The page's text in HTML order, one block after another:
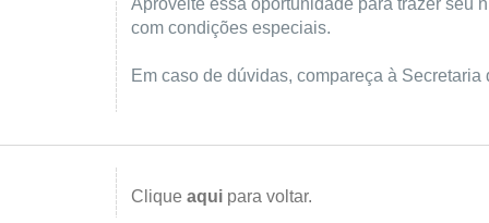
Aproveite essa oportunidade para trazer seu
com condições especiais.
Em caso de dúvidas, compareça à Secretaria
Clique aqui para voltar.